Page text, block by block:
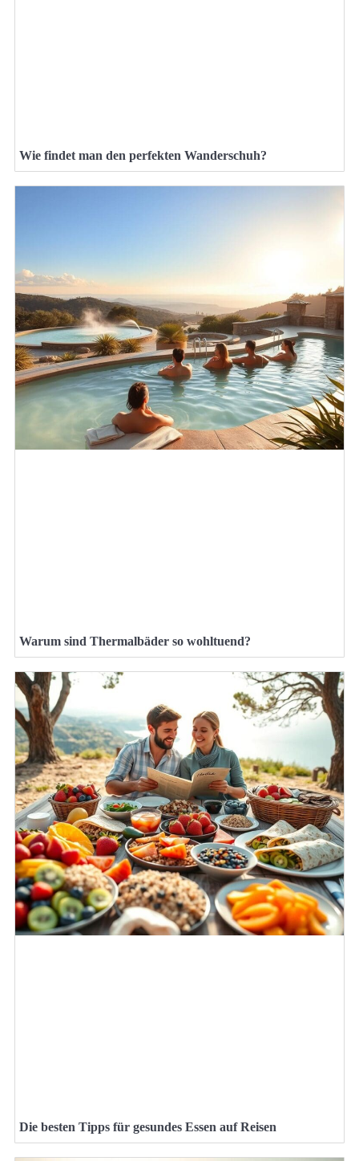
Wie findet man den perfekten Wanderschuh?
Warum sind Thermalbäder so wohltuend?
Die besten Tipps für gesundes Essen auf Reisen